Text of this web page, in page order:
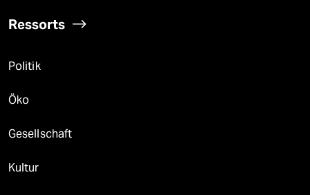
Ressorts
Politik
Öko
Gesellschaft
Kultur